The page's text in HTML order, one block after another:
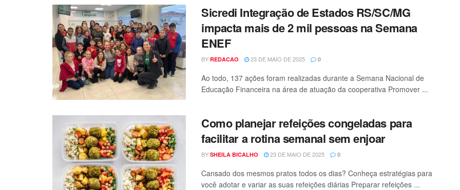
Sicredi Integração de Estados RS/SC/MG
impacta mais de 2 mil pessoas na Semana
ENEF
BY REDACAO 23 DE MAIO DE 2025 0
Ao todo, 137 ações foram realizadas durante a Semana Nacional de
Educação Financeira na área de atuação da cooperativa Promover ...
Como planejar refeições congeladas para
facilitar a rotina semanal sem enjoar
BY SHEILA BICALHO 23 DE MAIO DE 2025 0
Cansado dos mesmos pratos todos os dias? Conheça estratégias para
você adotar e variar as suas refeições diárias Preparar refeições ...